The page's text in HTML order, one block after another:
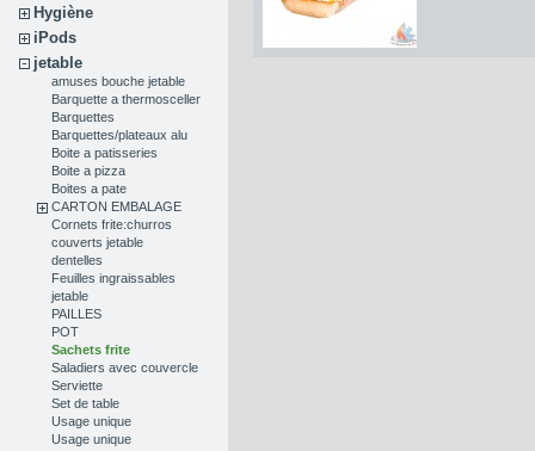
Hygiène
iPods
jetable
amuses bouche jetable
Barquette a thermosceller
Barquettes
Barquettes/plateaux alu
Boite a patisseries
Boite a pizza
Boites a pate
CARTON EMBALAGE
Cornets frite:churros
couverts jetable
dentelles
Feuilles ingraissables
jetable
PAILLES
POT
Sachets frite
Saladiers avec couvercle
Serviette
Set de table
Usage unique
Usage unique